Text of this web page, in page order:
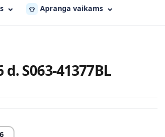
👕 Apranga vaikams
S063-41377BL